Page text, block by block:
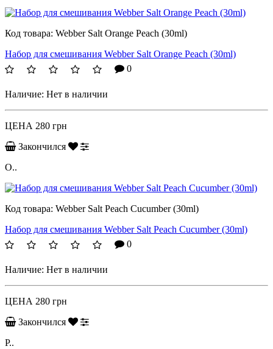
Код товара: Webber Salt Orange Peach (30ml)
Набор для смешивания Webber Salt Orange Peach (30ml)
0
Наличие: Нет в наличии
ЦЕНА 280 грн
Закончился
O..
Код товара: Webber Salt Peach Cucumber (30ml)
Набор для смешивания Webber Salt Peach Cucumber (30ml)
0
Наличие: Нет в наличии
ЦЕНА 280 грн
Закончился
P..